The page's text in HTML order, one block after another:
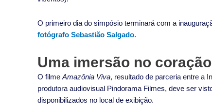
O primeiro dia do simpósio terminará com a
fotógrafo Sebastião Salgado.
Uma imersão no
O filme Amazônia Viva, resultado de parceria entre a
produtora audiovisual Pindorama Filmes, deve ser
disponibilizados no local de exibição.